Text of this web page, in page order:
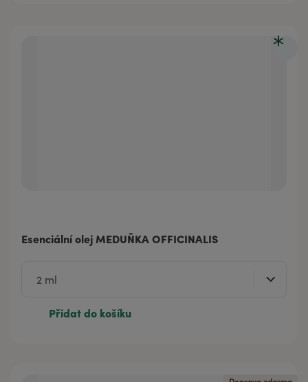
Esenciální olej MEDUŇKA OFFICINALIS
Přidat do košíku